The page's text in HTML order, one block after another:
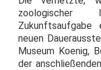
zoologischer
neuen
Museum Koenig,
der